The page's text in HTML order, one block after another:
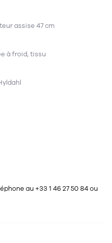
assise 47 cm
à froid, tissu
au +33 1 46 27 50 84ou